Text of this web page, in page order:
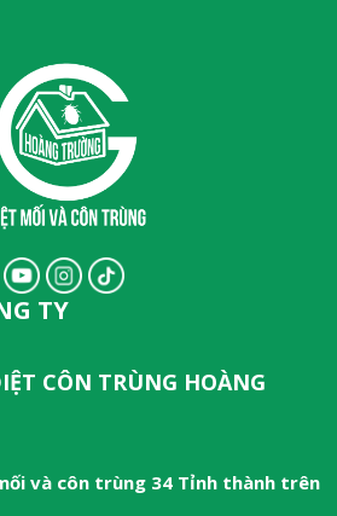
TY
CÔN TRÙNG HOÀNG
và côn trùng 34 Tỉnh thành trên